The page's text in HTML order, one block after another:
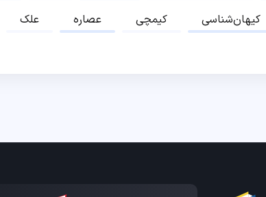
علک عصاره کیمچی کیهان‌شناسی